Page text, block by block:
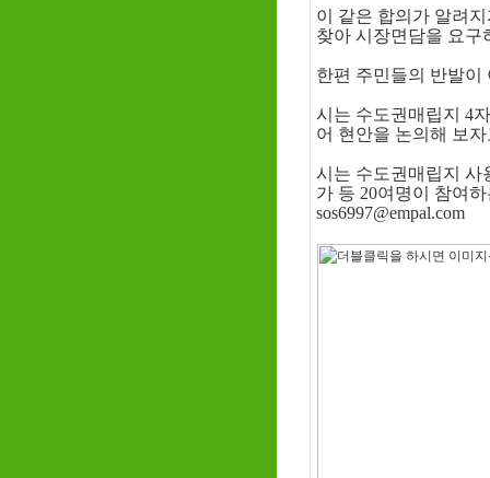
이 같은 합의가 알려
찾아 시장면담을 요구
한편 주민들의 반발이
시는 수도권매립지 4
어 현안을 논의해 보
시는 수도권매립지 사
가 등 20여명이 참여
sos6997@empal.com